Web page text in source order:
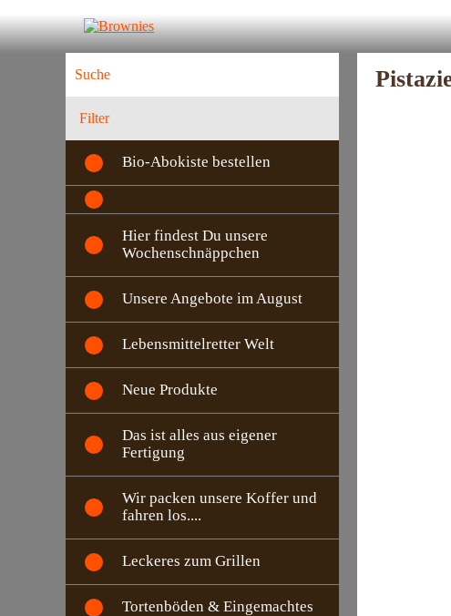
Filter
Bio-Abokiste bestellen
Hier findest Du unsere
Wochenschnäppchen
Unsere Angebote im August
Lebensmittelretter Welt
Neue Produkte
Das ist alles aus eigener
Fertigung
Wir packen unsere Koffer und
fahren los....
Leckeres zum Grillen
Tortenböden & Eingemachtes